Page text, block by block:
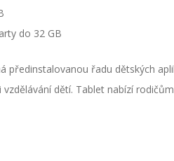
do 32 GB
předinstalovanou řadu dětských
vzdělávání dětí. Tablet nabízí